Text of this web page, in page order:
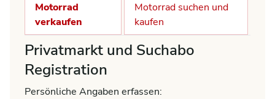
Motorrad
verkaufen
Motorrad suchen und
kaufen
Privatmarkt und Suchabo
Registration
Persönliche Angaben erfassen: